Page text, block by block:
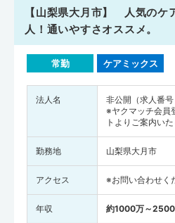
【山梨県大月市】 人気のケ
人！通いやすさオススメ。
常勤 ケアミックス
法人名
非公開（求人番号
※ヤクマッチ会員
トよりご案内いた
勤務地 山梨県大月市
アクセス ※お問い合わせく
年収 約1000万～